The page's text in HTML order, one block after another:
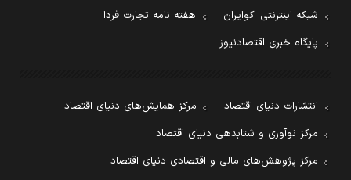
شبکه اینترنتی اکوایران
هفته نامه تجارت فردا
پایگاه خبری اقتصادنیوز
انتشارات دنیای اقتصاد
مرکز همایش‌های دنیای اقتصاد
مرکز نوآوری و شتابدهی دنیای اقتصاد
مرکز پژوهش‌های مالی و اقتصادی دنیای اقتصاد